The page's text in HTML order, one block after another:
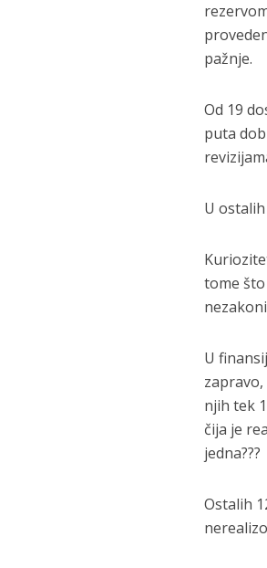
pažnje.
Od 19
puta
U
tome
U
njih tek
čija je
jedna???
Ostalih